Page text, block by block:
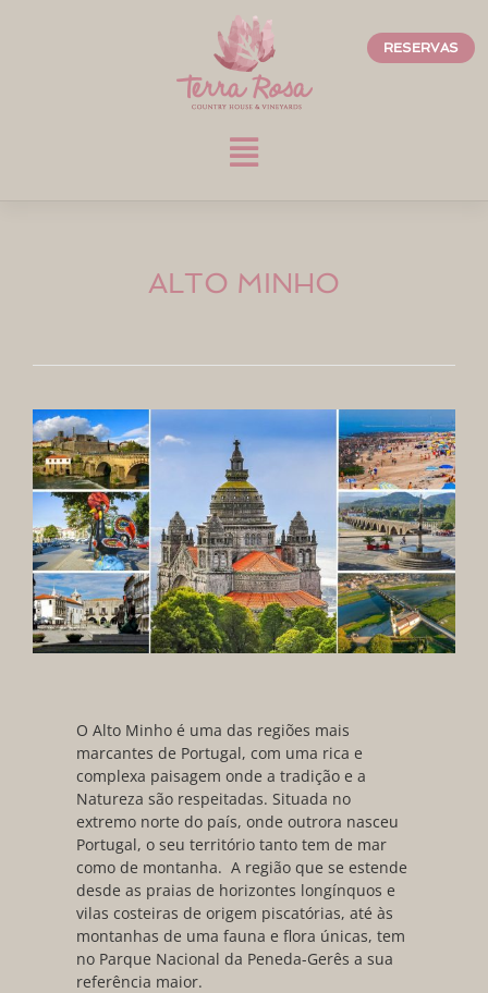
RESERVAS
ALTO MINHO
O Alto Minho é uma das regiões mais
marcantes de Portugal, com uma rica e
complexa paisagem onde a tradição e a
Natureza são respeitadas. Situada no
extremo norte do país, onde outrora nasceu
Portugal, o seu território tanto tem de mar
como de montanha. A região que se estende
desde as praias de horizontes longínquos e
vilas costeiras de origem piscatórias, até às
montanhas de uma fauna e flora únicas, tem
no Parque Nacional da Peneda-Gerês a sua
referência maior.